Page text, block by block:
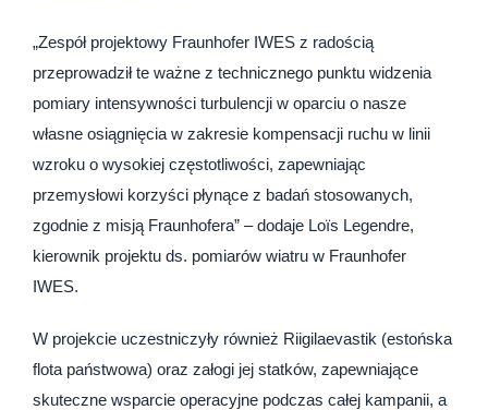
„Zespół projektowy Fraunhofer IWES z radością
przeprowadził te ważne z technicznego punktu widzenia
pomiary intensywności turbulencji w oparciu o nasze
własne osiągnięcia w zakresie kompensacji ruchu w linii
wzroku o wysokiej częstotliwości, zapewniając
przemysłowi korzyści płynące z badań stosowanych,
zgodnie z misją Fraunhofera” – dodaje Loïs Legendre,
kierownik projektu ds. pomiarów wiatru w Fraunhofer
IWES.
W projekcie uczestniczyły również Riigilaevastik (estońska
flota państwowa) oraz załogi jej statków, zapewniające
skuteczne wsparcie operacyjne podczas całej kampanii, a